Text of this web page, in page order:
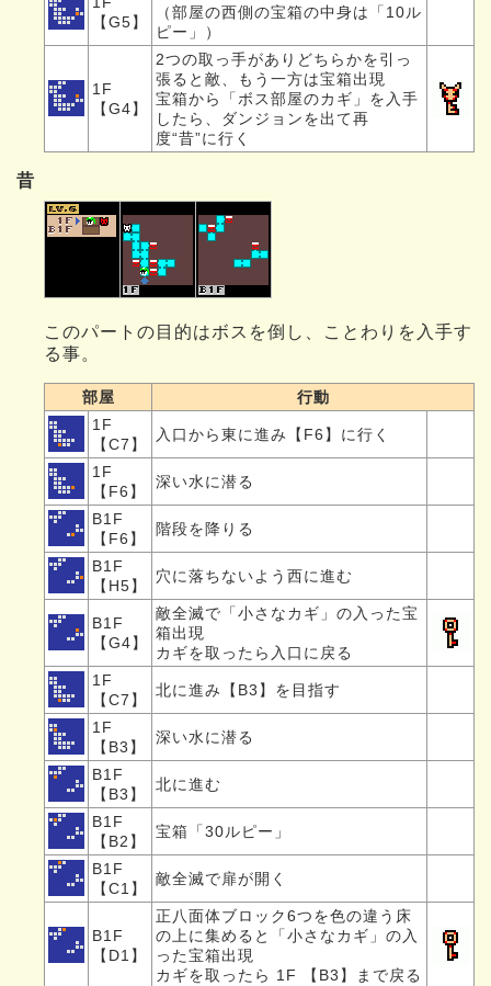
【G5】
（部屋の西側の宝箱の中身は「10ル
ピー」）
1F
【G4】
2つの取っ手がありどちらかを引っ
張ると敵、もう一方は宝箱出現
宝箱から「ボス部屋のカギ」を入手
したら、ダンジョンを出て再
度“昔”に行く
昔
このパートの目的はボスを倒し、ことわりを入手す
る事。
部屋
行動
1F
【C7】
入口から東に進み【F6】に行く
1F
【F6】
深い水に潜る
B1F
【F6】
階段を降りる
B1F
【H5】
穴に落ちないよう西に進む
B1F
【G4】
敵全滅で「小さなカギ」の入った宝
箱出現
カギを取ったら入口に戻る
1F
【C7】
北に進み【B3】を目指す
1F
【B3】
深い水に潜る
B1F
【B3】
北に進む
B1F
【B2】
宝箱「30ルピー」
B1F
【C1】
敵全滅で扉が開く
B1F
【D1】
正八面体ブロック6つを色の違う床
の上に集めると「小さなカギ」の入
った宝箱出現
カギを取ったら 1F 【B3】まで戻る